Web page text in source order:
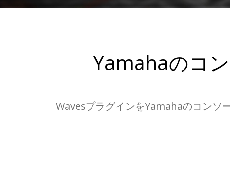
Yamahaのコ
WavesプラグインをYamahaのコンソ